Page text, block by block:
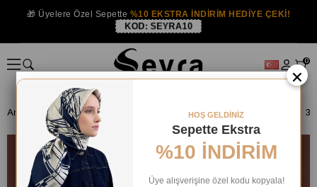
🎁 Üyelere Özel Sepette %10 EKSTRA İNDİRİM HEDİYE ÇEKİ!
KOD: SEYRA10
0
Anasayfa ISTANBUL MAĞAZA Belli Şal
×
HOŞ GELDİNİZ
Sepette Ekstra
%10 İNDİRİM
Üye alışverişine özel kodu kopyala!